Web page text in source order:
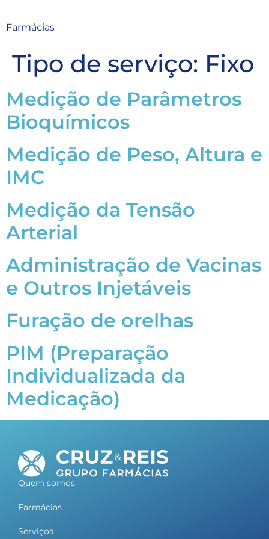
Farmácias
Tipo de serviço: Fixo
Medição de Parâmetros
Bioquímicos
Medição de Peso, Altura e
IMC
Medição da Tensão
Arterial
Administração de Vacinas
e Outros Injetáveis
Furação de orelhas
PIM (Preparação
Individualizada da
Medicação)
Quem somos
Farmácias
Serviços